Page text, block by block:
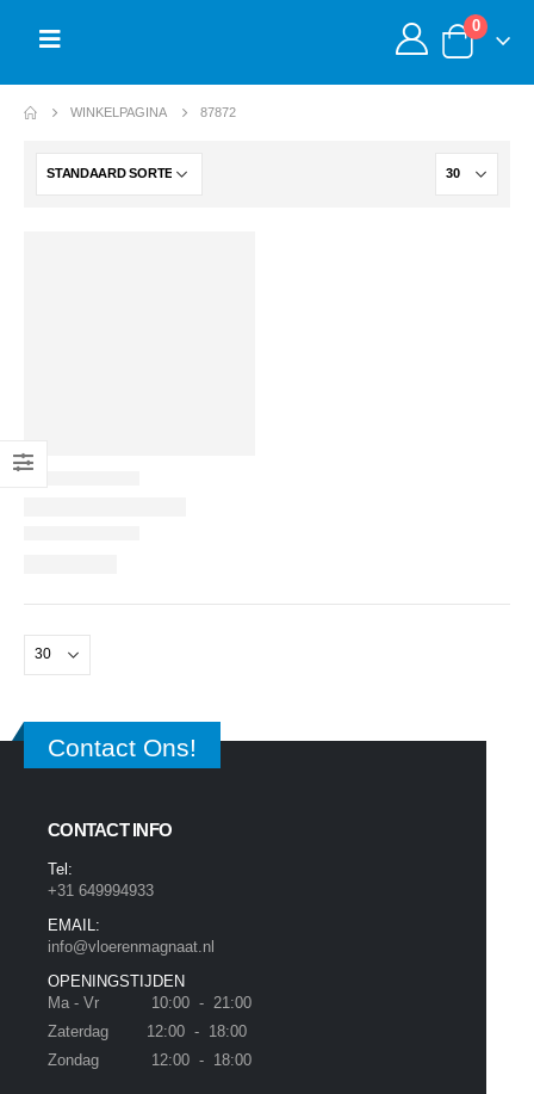
0
WINKELPAGINA 87872
Contact Ons!
CONTACT INFO
Tel:
+31 649994933
EMAIL:
info@vloerenmagnaat.nl
OPENINGSTIJDEN
Ma - Vr 10:00 - 21:00
Zaterdag 12:00 - 18:00
Zondag 12:00 - 18:00